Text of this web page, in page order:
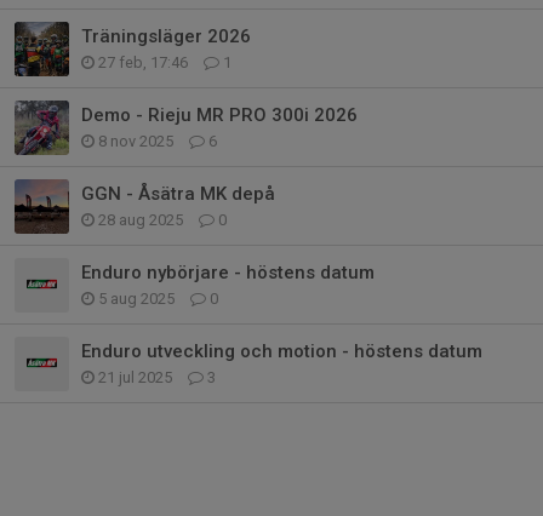
Träningsläger 2026
27 feb, 17:46 1
Demo - Rieju MR PRO 300i 2026
8 nov 2025 6
GGN - Åsätra MK depå
28 aug 2025 0
Enduro nybörjare - höstens datum
5 aug 2025 0
Enduro utveckling och motion - höstens datum
21 jul 2025 3